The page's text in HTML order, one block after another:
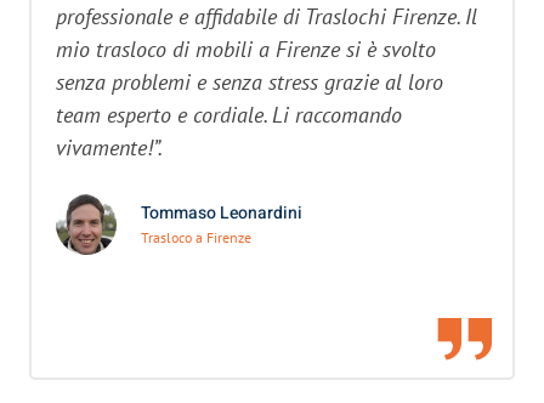
professionale e affidabile di Traslochi Firenze. Il
mio trasloco di mobili a Firenze si è svolto
senza problemi e senza stress grazie al loro
team esperto e cordiale. Li raccomando
vivamente!”.
Tommaso Leonardini
Trasloco a Firenze